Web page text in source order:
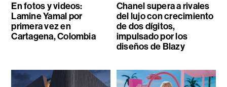
En fotos y videos:
Lamine Yamal por
primera vez en
Cartagena, Colombia
Chanel supera a rivales
del lujo con crecimiento
de dos dígitos,
impulsado por los
diseños de Blazy